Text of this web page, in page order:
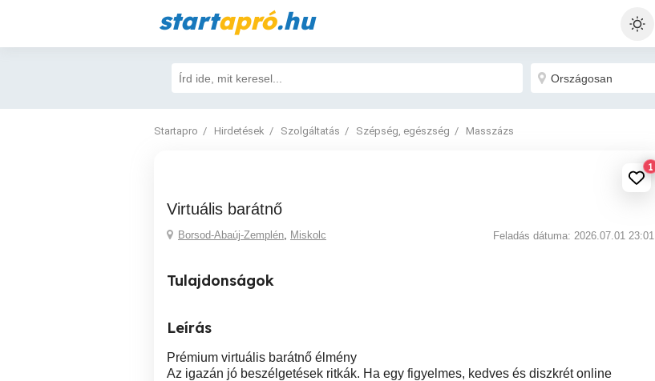
startapró.hu
Startapro Hirdetések Szolgáltatás Szépség, egészség Masszázs
1
Virtuális barátnő
Borsod-Abaúj-Zemplén, Miskolc Feladás dátuma: 2026.07.01 23:01
Tulajdonságok
Leírás
Prémium virtuális barátnő élmény
Az igazán jó beszélgetések ritkák. Ha egy figyelmes, kedves és diszkrét online